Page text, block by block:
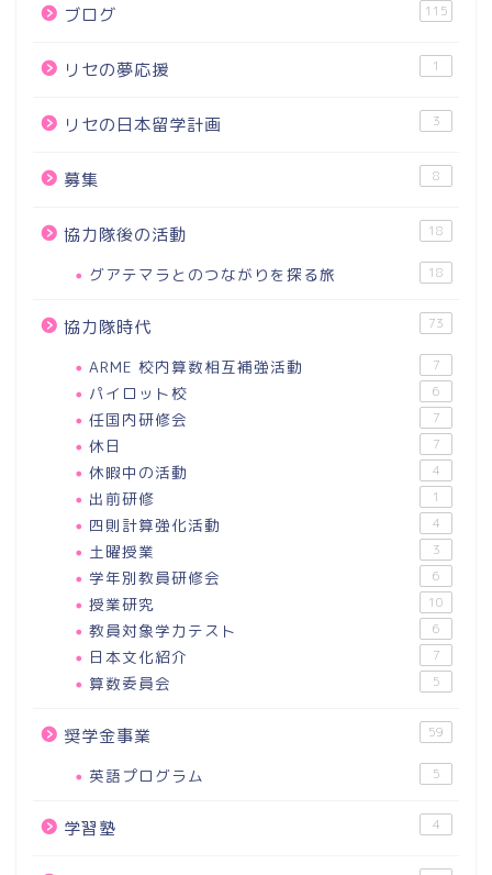
ブログ 115
リセの夢応援 1
リセの日本留学計画 3
募集 8
協力隊後の活動 18
グアテマラとのつながりを探る旅 18
協力隊時代 73
ARME 校内算数相互補強活動 7
パイロット校 6
任国内研修会 7
休日 7
休暇中の活動 4
出前研修 1
四則計算強化活動 4
土曜授業 3
学年別教員研修会 6
授業研究 10
教員対象学力テスト 6
日本文化紹介 7
算数委員会 5
奨学金事業 59
英語プログラム 5
学習塾 4